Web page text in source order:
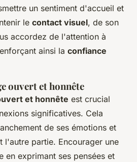
un sentiment d'accueil et
le contact visuel, de son
accordez de l'attention à
ainsi la confiance
ouvert et honnête
et honnête est crucial
significatives. Cela
de ses émotions et
l'autre partie. Encourager une
en exprimant ses pensées et